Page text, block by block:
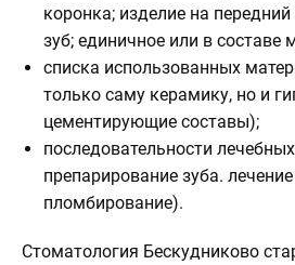
коронка; изделие на
зуб; единичное или в составе
списка использованных
только саму керамику, но и
цементирующие составы);
последовательности
препарирование зуба.
пломбирование).
Стоматология Бескудниково